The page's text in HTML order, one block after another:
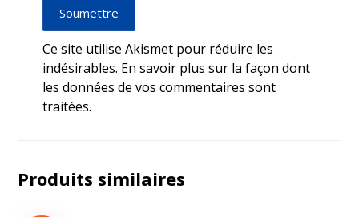
Soumettre
Ce site utilise Akismet pour réduire les
indésirables. En savoir plus sur la façon dont
les données de vos commentaires sont
traitées.
Produits similaires